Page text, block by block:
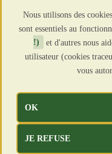
Nous utilisons des
sont essentiels au
!)
et d'autres nous
utilisateur (cookies
vous
OK
JE REFUSE